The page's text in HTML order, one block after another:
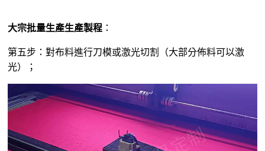
大宗批量生產生產製程 ：
第五步：對布料進行刀模或激光切割（大部分佈料可以激
光）；